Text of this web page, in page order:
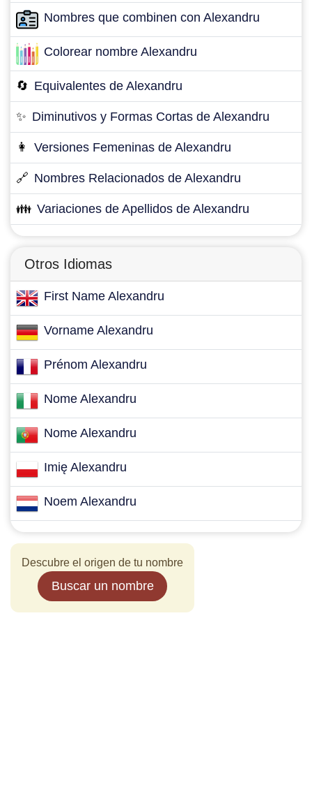
Nombres que combinen con Alexandru
Colorear nombre Alexandru
🔄 Equivalentes de Alexandru
✨ Diminutivos y Formas Cortas de Alexandru
👩 Versiones Femeninas de Alexandru
🔗 Nombres Relacionados de Alexandru
👪 Variaciones de Apellidos de Alexandru
Otros Idiomas
First Name Alexandru
Vorname Alexandru
Prénom Alexandru
Nome Alexandru
Nome Alexandru
Imię Alexandru
Noem Alexandru
Descubre el origen de tu nombre
Buscar un nombre